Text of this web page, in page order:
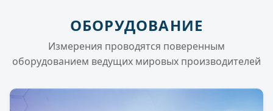
ОБОРУДОВАНИЕ
Измерения проводятся поверенным
оборудованием ведущих мировых производителей